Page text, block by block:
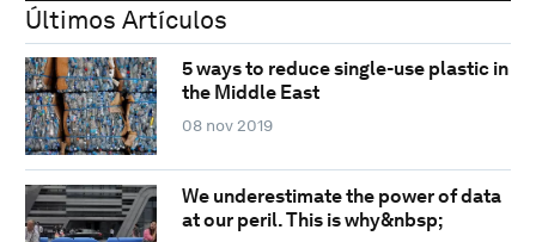
Últimos Artículos
5 ways to reduce single-use plastic in
the Middle East
08 nov 2019
We underestimate the power of data
at our peril. This is why&nbsp;